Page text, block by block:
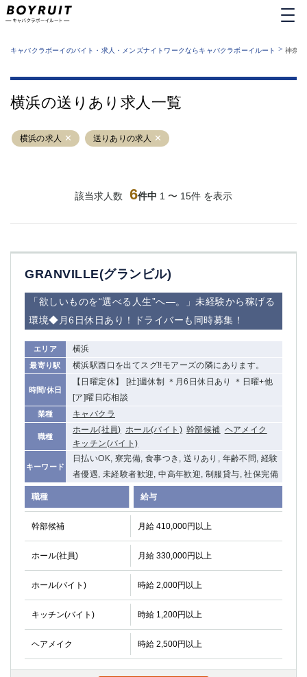
業種から探す
運営者情報
サイトマップ
キャバクラボーイのバイト・求人・メンズナイトワークならキャバクラボーイルート > 神奈
横浜の送りあり求人一覧
横浜の求人 送りありの求人
該当求人数 6件中 1 〜 15件 を表示
GRANVILLE(グランビル)
「欲しいものを“選べる人生”へ―。」未経験から稼げる
環境◆月6日休日あり！ドライバーも同時募集！
エリア 横浜
最寄り駅 横浜駅西口を出てスグ!!モアーズの隣にあります。
時間/休日
【日曜定休】 [社]週休制 ＊月6日休日あり ＊日曜+他
[ア]曜日応相談
業種 キャバクラ
職種
ホール(社員) ホール(バイト) 幹部候補 ヘアメイク
キッチン(バイト)
キーワード
日払いOK, 寮完備, 食事つき, 送りあり, 年齢不問, 経験
者優遇, 未経験者歓迎, 中高年歓迎, 制服貸与, 社保完備
職種 給与
幹部候補 月給 410,000円以上
ホール(社員) 月給 330,000円以上
ホール(バイト) 時給 2,000円以上
キッチン(バイト) 時給 1,200円以上
ヘアメイク 時給 2,500円以上
六本木
池袋
吉祥寺
練馬
恵比寿
蒲田
北千住
①六本木 ②西麻布
大山
赤羽
品川
蒲田東口
立川（南口）
新宿
西葛西
中野
府中
ひばりヶ丘（北口）
学芸大学
吉祥寺（南口／公園口）
自由が丘
吉祥寺（北口／東口）
四谷
下北沢・経堂
金町（北口）
成増駅徒歩3分の好立地！
三軒茶屋（南口）
①歌舞伎町 ②新宿 ③新宿三丁目 ④西
①歌舞伎町 ②新宿 ③西部新宿 ③東新宿
①歌舞伎町 ②新宿
①銀座 ②新橋
錦糸町(南口)
蒲田(西口)
清瀬（南口）
①東武練馬 ②成増・板橋 ③大山 ②池袋
池袋東口
金町
大井町
亀戸
水道橋